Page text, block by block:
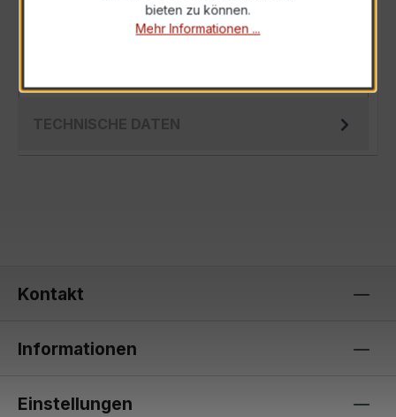
Der Fensterstromwandler EWSK 31.5 100/5 A 5
VA Kl. 0,5 s ist ein kompakter, hochpräziser
TECHNISCHE DATEN
Kontakt
Informationen
Einstellungen
bieten zu können.
Mehr Informationen ...